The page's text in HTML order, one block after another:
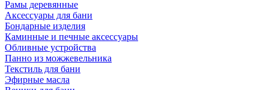
Рамы деревянные
Аксессуары для бани
Бондарные изделия
Каминные и печные аксессуары
Обливные устройства
Панно из можжевельника
Текстиль для бани
Эфирные масла